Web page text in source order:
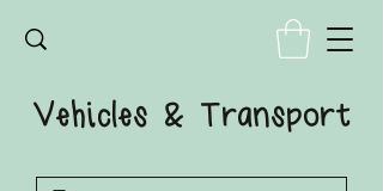
Vehicles & Transport